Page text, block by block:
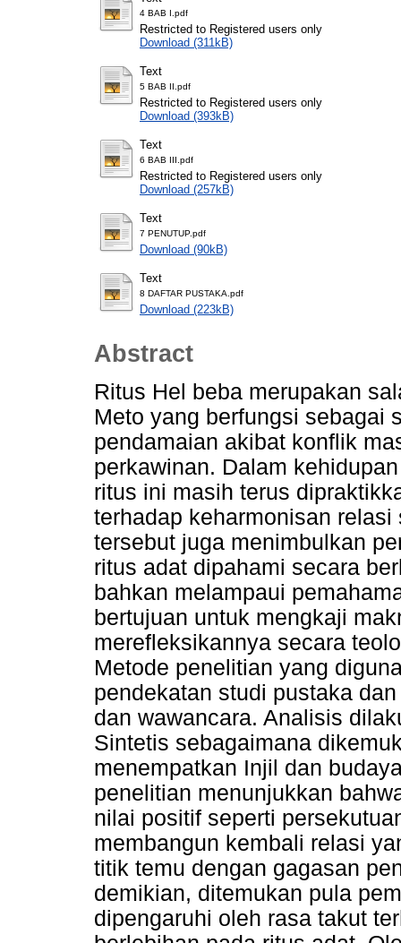
4 BAB I.pdf
Restricted to Registered users only
Download (311kB)
Text
5 BAB II.pdf
Restricted to Registered users only
Download (393kB)
Text
6 BAB III.pdf
Restricted to Registered users only
Download (257kB)
Text
7 PENUTUP.pdf
Download (90kB)
Text
8 DAFTAR PUSTAKA.pdf
Download (223kB)
Abstract
Ritus Hel beba merupakan
Meto yang berfungsi sebagai
pendamaian akibat konflik
perkawinan. Dalam
ritus ini masih terus
terhadap keharmonisan
tersebut juga menimbulkan
ritus adat dipahami secara
bahkan melampaui
bertujuan untuk mengkaji
merefleksikannya secara
Metode penelitian yang
pendekatan studi pustaka
dan wawancara. Analisis
Sintetis sebagaimana
menempatkan Injil dan
penelitian menunjukkan
nilai positif seperti
membangun kembali relasi
titik temu dengan gagasan
demikian, ditemukan pula
dipengaruhi oleh rasa takut